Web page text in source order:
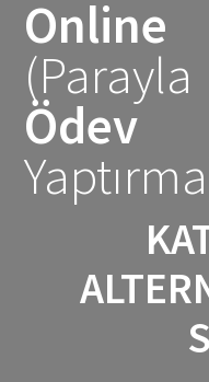
Online
(Parayla
Ödev